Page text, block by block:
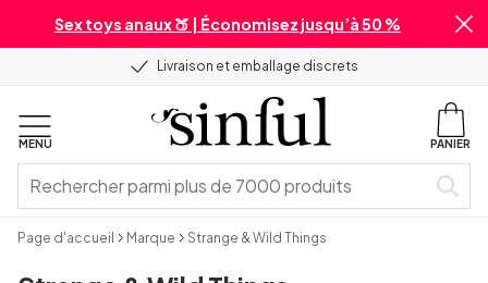
Sex toys anaux 🍑 | Économisez jusqu’à 50 %
Livraison et emballage discrets
MENU PANIER
Page d'accueil Marque Strange & Wild Things